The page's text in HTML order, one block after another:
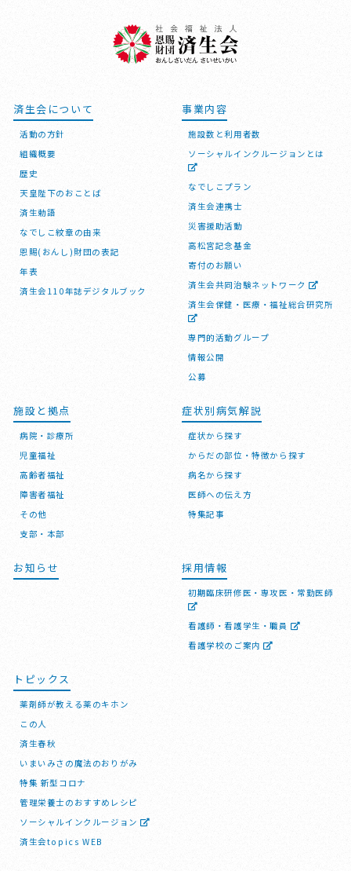
済生会について
活動の方針
組織概要
歴史
天皇陛下のおことば
済生勅語
なでしこ紋章の由来
恩賜(おんし)財団の表記
年表
済生会110年誌デジタルブック
事業内容
施設数と利用者数
ソーシャルインクルージョンとは
なでしこプラン
済生会連携士
災害援助活動
高松宮記念基金
寄付のお願い
済生会共同治験ネットワーク
済生会保健・医療・福祉総合研究所
専門的活動グループ
情報公開
公募
施設と拠点
病院・診療所
児童福祉
高齢者福祉
障害者福祉
その他
支部・本部
症状別病気解説
症状から探す
からだの部位・特徴から探す
病名から探す
医師への伝え方
特集記事
お知らせ 採用情報
初期臨床研修医・専攻医・常勤医師
看護師・看護学生・職員
看護学校のご案内
トピックス
薬剤師が教える薬のキホン
この人
済生春秋
いまいみさの魔法のおりがみ
特集 新型コロナ
管理栄養士のおすすめレシピ
ソーシャルインクルージョン
済生会topics WEB